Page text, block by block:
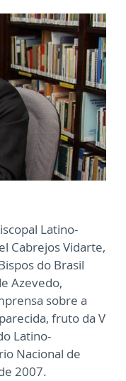
Latino-
Cabrejos Vidarte,
do Brasil
Azevedo,
sobre a
fruto da V
Latino-
Nacional de
2007.